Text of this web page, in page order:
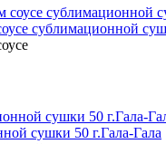
сублимационной
сушки 50 г.Гала-Гала